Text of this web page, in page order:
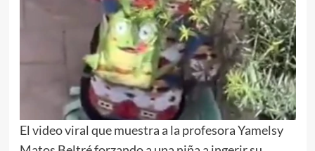
El video viral que muestra a la profesora Yamelsy